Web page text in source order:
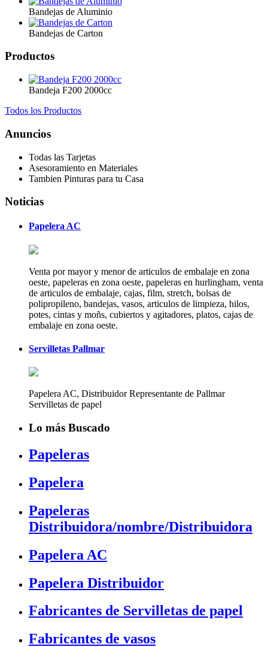
Bandejas de Aluminio
Bandejas de Carton
Productos
Bandeja F200 2000cc
Todos los Productos
Anuncios
Todas las Tarjetas
Asesoramiento en Materiales
Tambien Pinturas para tu Casa
Noticias
Papelera AC
Venta por mayor y menor de articulos de embalaje en zona
oeste, papeleras en zona oeste, papeleras en hurlingham, venta
de articulos de embalaje, cajas, film, stretch, bolsas de
polipropileno, bandejas, vasos, articulos de limpieza, hilos,
potes, cintas y moñs, cubiertos y agitadores, platos, cajas de
embalaje en zona oeste.
Servilletas Pallmar
Papelera AC, Distribuidor Representante de Pallmar
Servilletas de papel
Lo más Buscado
Papeleras
Papelera
Papeleras
Distribuidora/nombre/Distribuidora
Papelera AC
Papelera Distribuidor
Fabricantes de Servilletas de papel
Fabricantes de vasos